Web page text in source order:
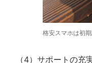
格安スマホは初
（4）サポートの充